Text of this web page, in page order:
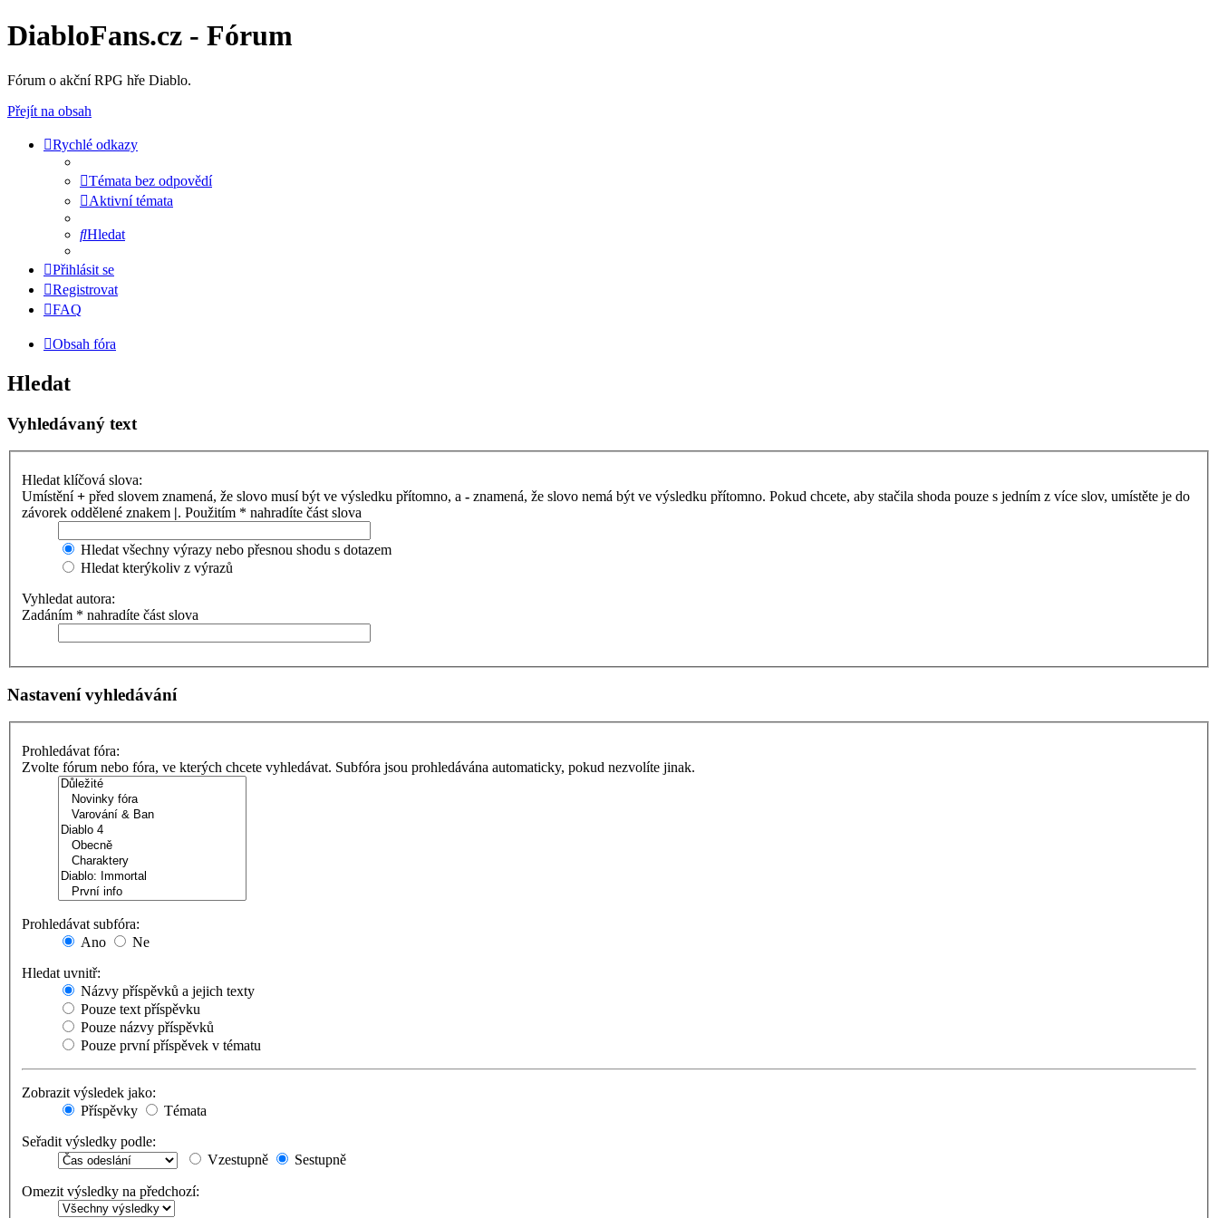
DiabloFans.cz - Fórum
Fórum o akční RPG hře Diablo.
Přejít na obsah
Rychlé odkazy
Témata bez odpovědí
Aktivní témata
Hledat
Přihlásit se
Registrovat
FAQ
Obsah fóra
Hledat
Vyhledávaný text
Hledat klíčová slova:
Umístění+ před slovem znamená, že slovo musí být ve výsledku přítomno, a - znamená, že slovo nemá být ve výsledku přítomno. Pokud chcete, aby stačila shoda pouze s jedním z více slov, umístěte je do
závorek oddělené znakem |. Použitím * nahradíte část slova
Hledat všechny výrazy nebo přesnou shodu s dotazem
Hledat kterýkoliv z výrazů
Vyhledat autora:
Zadáním * nahradíte část slova
Nastavení vyhledávání
Prohledávat fóra:
Zvolte fórum nebo fóra, ve kterých chcete vyhledávat. Subfóra jsou prohledávána automaticky, pokud nezvolíte jinak.
Prohledávat subfóra:
Ano
Ne
Hledat uvnitř:
Názvy příspěvků a jejich texty
Pouze text příspěvku
Pouze názvy příspěvků
Pouze první příspěvek v tématu
Zobrazit výsledek jako:
Příspěvky
Témata
Seřadit výsledky podle:
Vzestupně
Sestupně
Omezit výsledky na předchozí: